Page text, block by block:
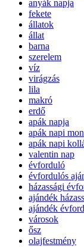
anyák napja
fekete
állatok
állat
barna
szerelem
víz
virágzás
lila
makró
erdő
apák napja
apák napi
apák napi
valentin nap
évforduló
évfordulós
házassági
ajándék
ajándék
városok
ősz
olajfestmény